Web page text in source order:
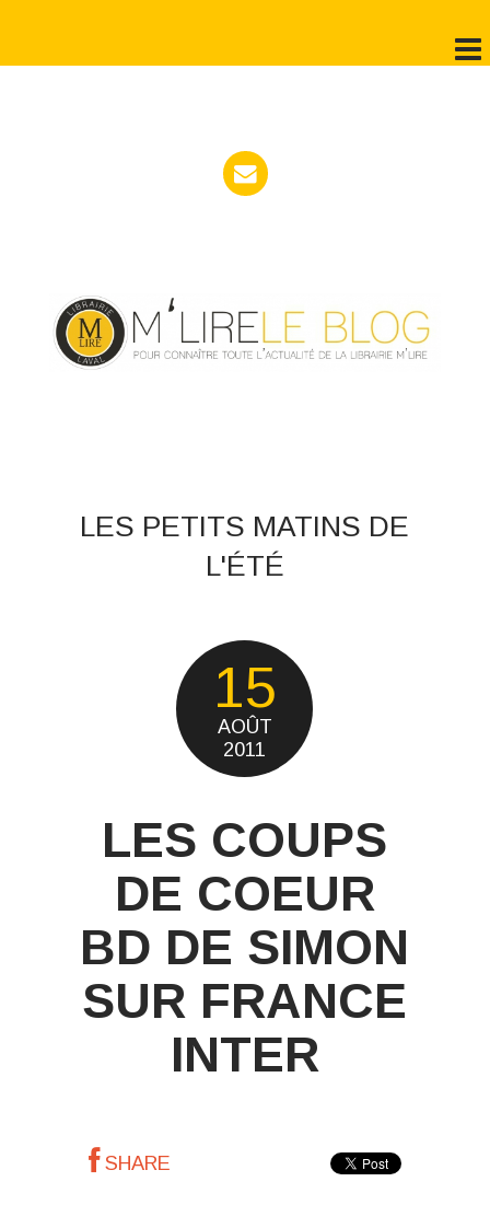
LES PETITS MATINS DE
L'ÉTÉ
15
AOÛT
2011
LES COUPS
DE COEUR
BD DE SIMON
SUR FRANCE
INTER
SHARE